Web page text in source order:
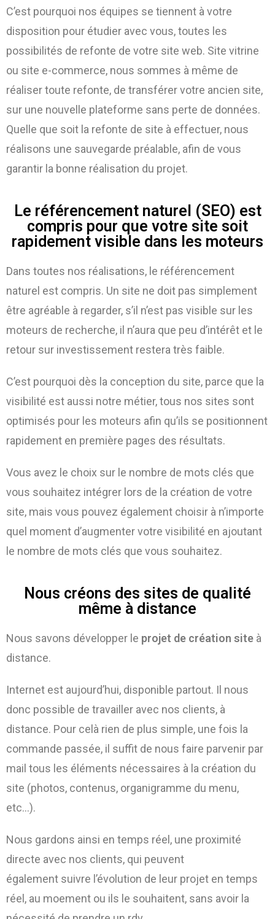
C’est pourquoi nos équipes se tiennent à votre
disposition pour étudier avec vous, toutes les
possibilités de refonte de votre site web. Site vitrine
ou site e-commerce, nous sommes à même de
réaliser toute refonte, de transférer votre ancien site,
sur une nouvelle plateforme sans perte de données.
Quelle que soit la refonte de site à effectuer, nous
réalisons une sauvegarde préalable, afin de vous
garantir la bonne réalisation du projet.
Le référencement naturel (SEO) est
compris pour que votre site soit
rapidement visible dans les moteurs
Dans toutes nos réalisations, le référencement
naturel est compris. Un site ne doit pas simplement
être agréable à regarder, s’il n’est pas visible sur les
moteurs de recherche, il n’aura que peu d’intérêt et le
retour sur investissement restera très faible.
C’est pourquoi dès la conception du site, parce que la
visibilité est aussi notre métier, tous nos sites sont
optimisés pour les moteurs afin qu’ils se positionnent
rapidement en première pages des résultats.
Vous avez le choix sur le nombre de mots clés que
vous souhaitez intégrer lors de la création de votre
site, mais vous pouvez également choisir à n’importe
quel moment d’augmenter votre visibilité en ajoutant
le nombre de mots clés que vous souhaitez.
Nous créons des sites de qualité
même à distance
Nous savons développer le projet de création site à
distance.
Internet est aujourd’hui, disponible partout. Il nous
donc possible de travailler avec nos clients, à
distance. Pour celà rien de plus simple, une fois la
commande passée, il suffit de nous faire parvenir par
mail tous les éléments nécessaires à la création du
site (photos, contenus, organigramme du menu,
etc…).
Nous gardons ainsi en temps réel, une proximité
directe avec nos clients, qui peuvent
également suivre l’évolution de leur projet en temps
réel, au moement ou ils le souhaitent, sans avoir la